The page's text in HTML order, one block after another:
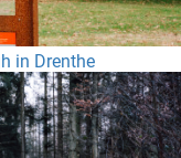
in Drenthe